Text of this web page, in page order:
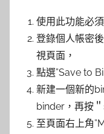
使用此功能必
登錄個人帳密
視頁面，
點選”Save to
新建一個新的
binder，再按
至頁面右上角